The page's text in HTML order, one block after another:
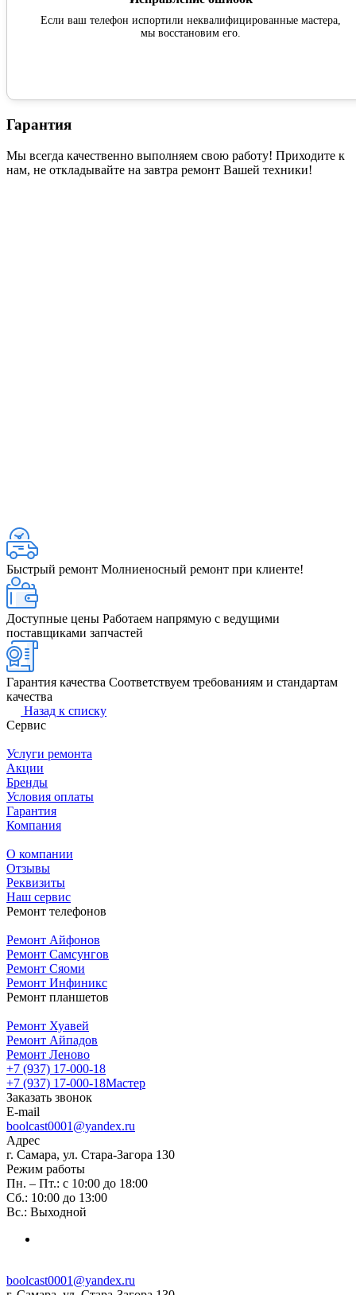
Если ваш телефон испортили неквалифицированные мастера,
мы восстановим его.
Гарантия
Мы всегда качественно выполняем свою работу! Приходите к
нам, не откладывайте на завтра ремонт Вашей техники!
Быстрый ремонт Молниеносный ремонт при клиенте!
Доступные цены Работаем напрямую с ведущими
поставщиками запчастей
Гарантия качества Соответствуем требованиям и стандартам
качества
Назад к списку
Сервис
Услуги ремонта
Акции
Бренды
Условия оплаты
Гарантия
Компания
О компании
Отзывы
Реквизиты
Наш сервис
Ремонт телефонов
Ремонт Айфонов
Ремонт Самсунгов
Ремонт Сяоми
Ремонт Инфиникс
Ремонт планшетов
Ремонт Хуавей
Ремонт Айпадов
Ремонт Леново
+7 (937) 17-000-18
+7 (937) 17-000-18Мастер
Заказать звонок
E-mail
boolcast0001@yandex.ru
Адрес
г. Самара, ул. Стара-Загора 130
Режим работы
Пн. – Пт.: с 10:00 до 18:00
Сб.: 10:00 до 13:00
Вс.: Выходной
boolcast0001@yandex.ru